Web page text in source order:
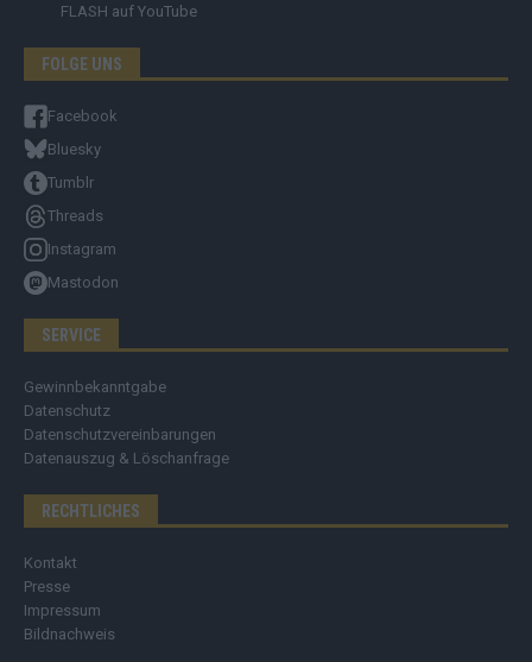
FLASH auf YouTube
FOLGE UNS
Facebook
Bluesky
Tumblr
Threads
Instagram
Mastodon
SERVICE
Gewinnbekanntgabe
Datenschutz
Datenschutzvereinbarungen
Datenauszug & Löschanfrage
RECHTLICHES
Kontakt
Presse
Impressum
Bildnachweis